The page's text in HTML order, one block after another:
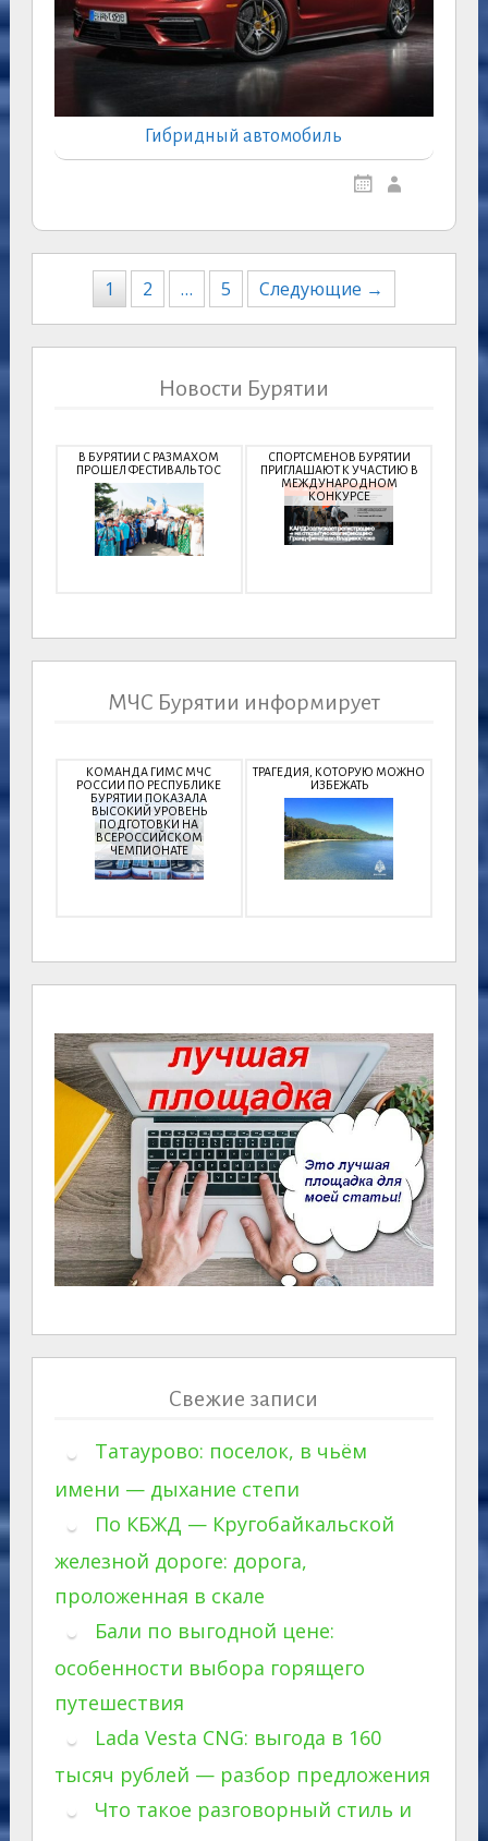
Гибридный автомобиль
Навигация
1 2 … 5 Следующие →
Новости Бурятии
В БУРЯТИИ С РАЗМАХОМ
ПРОШЕЛ ФЕСТИВАЛЬ ТОС
СПОРТСМЕНОВ БУРЯТИИ
ПРИГЛАШАЮТ К УЧАСТИЮ В
МЕЖДУНАРОДНОМ
КОНКУРСЕ
МЧС Бурятии информирует
КОМАНДА ГИМС МЧС
РОССИИ ПО РЕСПУБЛИКЕ
БУРЯТИИ ПОКАЗАЛА
ВЫСОКИЙ УРОВЕНЬ
ПОДГОТОВКИ НА
ВСЕРОССИЙСКОМ
ЧЕМПИОНАТЕ
ТРАГЕДИЯ, КОТОРУЮ МОЖНО
ИЗБЕЖАТЬ
Свежие записи
Татаурово: поселок, в чьём
имени — дыхание степи
По КБЖД — Кругобайкальской
железной дороге: дорога,
проложенная в скале
Бали по выгодной цене:
особенности выбора горящего
путешествия
Lada Vesta CNG: выгода в 160
тысяч рублей — разбор предложения
Что такое разговорный стиль и